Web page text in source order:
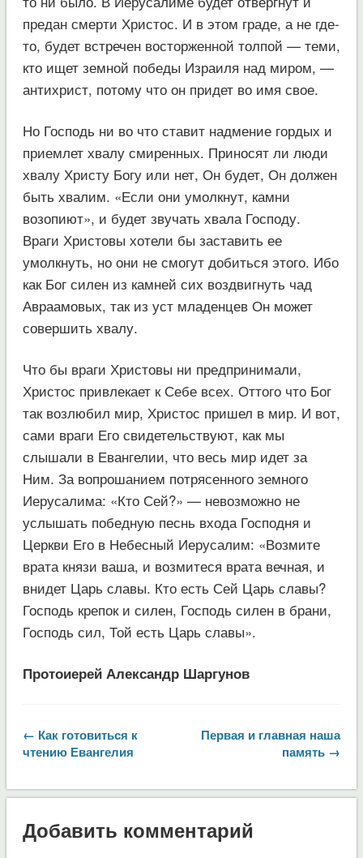
предан смерти Христос. И в этом граде, а не где-
то, будет встречен восторженной толпой — теми,
кто ищет земной победы Израиля над миром, —
антихрист, потому что он придет во имя свое.
Но Господь ни во что ставит надмение гордых и
приемлет хвалу смиренных. Приносят ли люди
хвалу Христу Богу или нет, Он будет, Он должен
быть хвалим. «Если они умолкнут, камни
возопиют», и будет звучать хвала Господу.
Враги Христовы хотели бы заставить ее
умолкнуть, но они не смогут добиться этого. Ибо
как Бог силен из камней сих воздвигнуть чад
Авраамовых, так из уст младенцев Он может
совершить хвалу.
Что бы враги Христовы ни предпринимали,
Христос привлекает к Себе всех. Оттого что Бог
так возлюбил мир, Христос пришел в мир. И вот,
сами враги Его свидетельствуют, как мы
слышали в Евангелии, что весь мир идет за
Ним. За вопрошанием потрясенного земного
Иерусалима: «Кто Сей?» — невозможно не
услышать победную песнь входа Господня и
Церкви Его в Небесный Иерусалим: «Возмите
врата князи ваша, и возмитеся врата вечная, и
внидет Царь славы. Кто есть Сей Царь славы?
Господь крепок и силен, Господь силен в брани,
Господь сил, Той есть Царь славы».
Протоиерей Александр Шаргунов
← Как готовиться к
чтению Евангелия
Первая и главная наша
память →
Добавить комментарий